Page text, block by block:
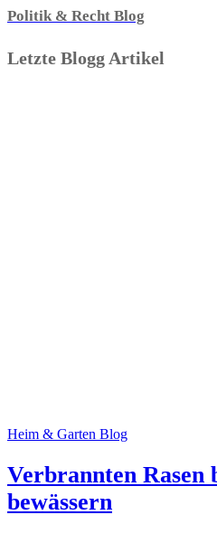
Politik & Recht Blog
Letzte Blogg Artikel
Heim & Garten Blog
Verbrannten
bewässern